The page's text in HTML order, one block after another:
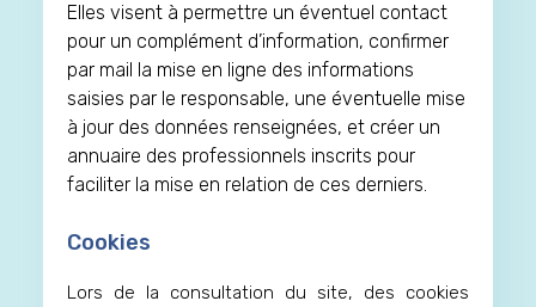
Elles visent à permettre un éventuel contact
pour un complément d’information, confirmer
par mail la mise en ligne des informations
saisies par le responsable, une éventuelle mise
à jour des données renseignées, et créer un
annuaire des professionnels inscrits pour
faciliter la mise en relation de ces derniers.
Cookies
Lors de la consultation du site, des cookies